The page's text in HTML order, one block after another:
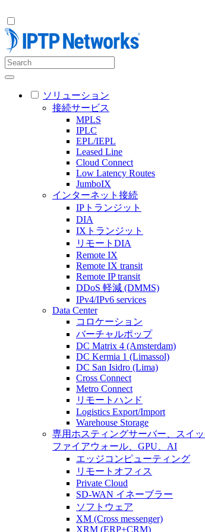
ソリューション
接続サービス
MPLS
IPLC
EPL/IEPL
Leased Line
Cloud Connect
Low Latency Routes
JumboIX
インターネット接続
IPトランジット
DIA
IXトランジット
リモートDIA
Remote IX
Remote IX transit
Remote IP transit
DDoS 軽減 (DMMS)
IPv4/IPv6 services
Data Center
コロケーション
バーチャルポップ
DC Matrix 4 (Amsterdam)
DC Kermia 1 (Limassol)
DC San Isidro (Lima)
Cross Connect
Metro Connect
リモートハンド
Logistics Export/Import
Warehouse Storage
専用ホスティングサーバー、スイッ
ファイアウォール、GPU、AI
エッジコンピューティング
リモートオフィス
Private Cloud
SD-WAN イネーブラー
ソフトウェア
XM (Cross messenger)
XRM (ERP+CRM)